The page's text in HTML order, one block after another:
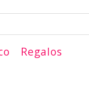
Regalos